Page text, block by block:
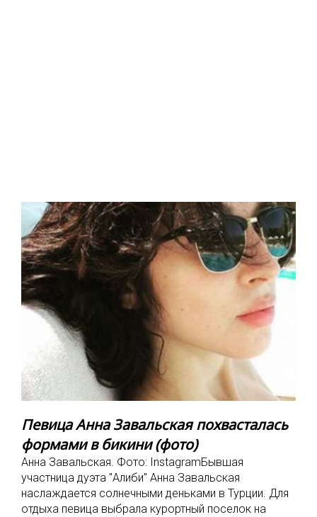
Певица Анна Завальская похвасталась
формами в бикини (фото)
Анна Завальская. Фото: InstagramБывшая
участница дуэта "Алиби" Анна Завальская
наслаждается солнечными деньками в Турции. Для
отдыха певица выбрала курортный поселок на